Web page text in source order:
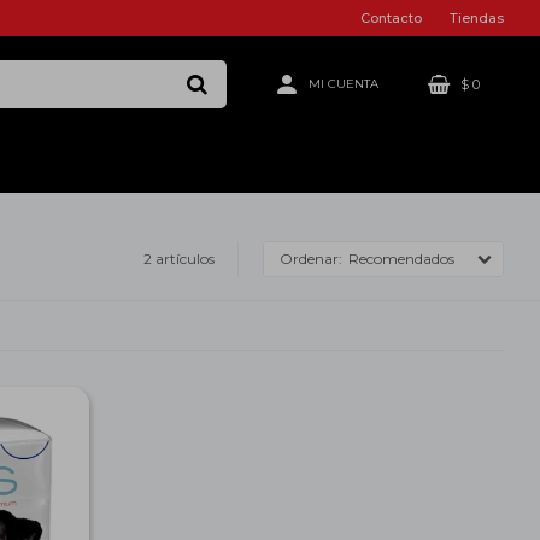
$ 0
Contacto Tiendas
2 artículos Recomendados